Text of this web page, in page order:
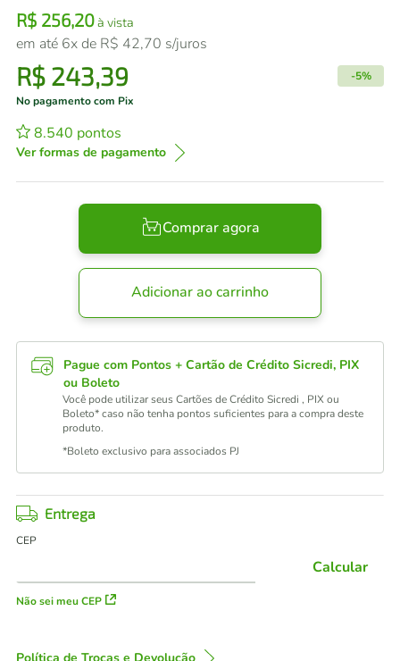
R$ 256,20à vista
em até 6x de R$ 42,70 s/juros
R$ 243,39 -5%
No pagamento com Pix
8.540 pontos
Ver formas de pagamento
Comprar agora
Adicionar ao carrinho
Pague com Pontos + Cartão de Crédito Sicredi, PIX
ou Boleto
Você pode utilizar seus Cartões de Crédito Sicredi , PIX ou
Boleto* caso não tenha pontos suficientes para a compra deste
produto.
*Boleto exclusivo para associados PJ
Entrega
CEP
Não sei meu CEP
Calcular